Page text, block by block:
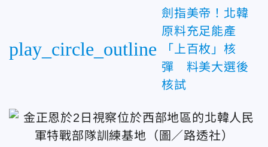
play_circle_outline
劍指美帝！北韓
原料充足能產
「上百枚」核
彈 料美大選後
核試